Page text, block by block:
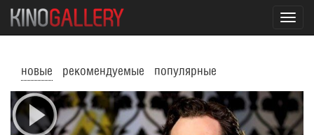
новые рекомендуемые популярные